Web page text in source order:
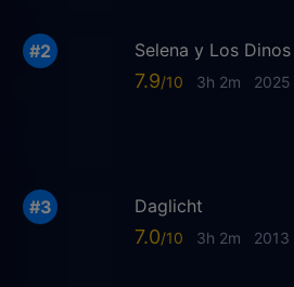
Selena y Los Dinos
7.9 3h 2m 2025
Daglicht
7.0 3h 2m 2013